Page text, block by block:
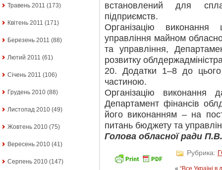
Травень 2011 (173)
Квітень 2011 (171)
Березень 2011 (88)
Лютий 2011 (61)
Січень 2011 (106)
Грудень 2010 (88)
Листопад 2010 (49)
Жовтень 2010 (75)
Вересень 2010 (41)
Серпень 2010 (147)
встановлений для
підприємств.
Організацію
управління майном
та управління,
розвитку
20. Додатки 1–8 до
частиною.
Організацію виконання
Департамент фінансів
його виконанням – на
питань бюджету та
Голова обласної ради
Рубрика: